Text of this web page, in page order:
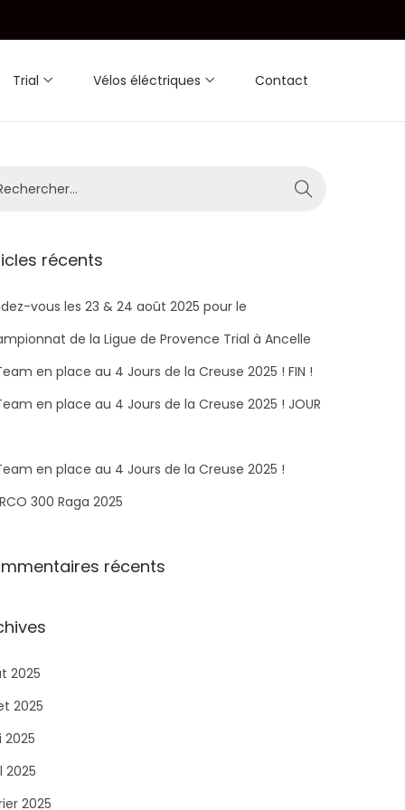
Trial Vélos éléctriques Contact
récents
vous les 23 & 24 août 2025 pour le
de la Ligue de Provence Trial à Ancelle
en place au 4 Jours de la Creuse 2025 ! FIN !
en place au 4 Jours de la Creuse 2025 ! JOUR
en place au 4 Jours de la Creuse 2025 !
300 Raga 2025​
récents
2025
2025
2025
2025
2025